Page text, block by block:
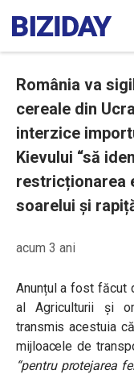
România va
cereale din
interzice
Kievului “să
restricționarea
soarelui și
acum 3 ani
Anunțul a fost făcut
al Agriculturii și
transmis acestuia
mijloacele de
“pentru protejarea